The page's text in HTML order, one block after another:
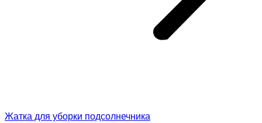
Жатка для уборки подсолнечника